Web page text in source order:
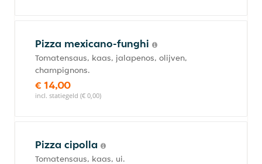
Pizza mexicano-funghi
Tomatensaus, kaas, jalapenos, olijven,
champignons.
€ 14,00
incl. statiegeld (€ 0,00)
Pizza cipolla
Tomatensaus, kaas, ui.